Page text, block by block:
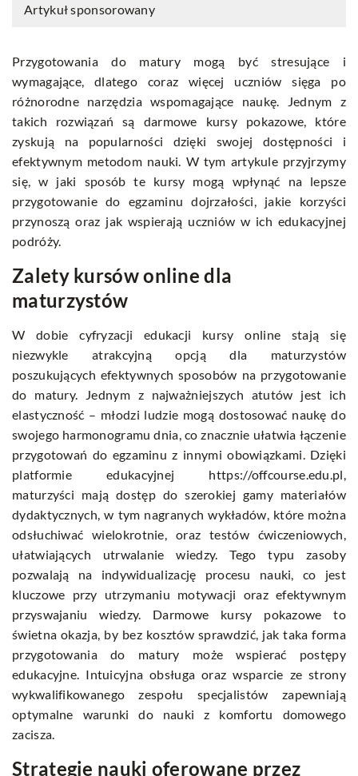
Artykuł sponsorowany
Przygotowania do matury mogą być stresujące i
wymagające, dlatego coraz więcej uczniów sięga po
różnorodne narzędzia wspomagające naukę. Jednym z
takich rozwiązań są darmowe kursy pokazowe, które
zyskują na popularności dzięki swojej dostępności i
efektywnym metodom nauki. W tym artykule przyjrzymy
się, w jaki sposób te kursy mogą wpłynąć na lepsze
przygotowanie do egzaminu dojrzałości, jakie korzyści
przynoszą oraz jak wspierają uczniów w ich edukacyjnej
podróży.
Zalety kursów online dla
maturzystów
W dobie cyfryzacji edukacji kursy online stają się
niezwykle atrakcyjną opcją dla maturzystów
poszukujących efektywnych sposobów na przygotowanie
do matury. Jednym z najważniejszych atutów jest ich
elastyczność – młodzi ludzie mogą dostosować naukę do
swojego harmonogramu dnia, co znacznie ułatwia łączenie
przygotowań do egzaminu z innymi obowiązkami. Dzięki
platformie edukacyjnej https://offcourse.edu.pl
maturzyści mają dostęp do szerokiej gamy materiałów
dydaktycznych, w tym nagranych wykładów, które można
odsłuchiwać wielokrotnie, oraz testów ćwiczeniowych,
ułatwiających utrwalanie wiedzy. Tego typu zasoby
pozwalają na indywidualizację procesu nauki, co jest
kluczowe przy utrzymaniu motywacji oraz efektywnym
przyswajaniu wiedzy. Darmowe kursy pokazowe to
świetna okazja, by bez kosztów sprawdzić, jak taka forma
przygotowania do matury może wspierać postępy
edukacyjne. Intuicyjna obsługa oraz wsparcie ze strony
wykwalifikowanego zespołu specjalistów zapewniają
optymalne warunki do nauki z komfortu domowego
zacisza.
Strategie nauki oferowane przez